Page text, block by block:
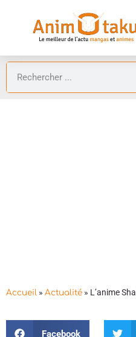
Accueil » Actualité » L’anime
Facebook